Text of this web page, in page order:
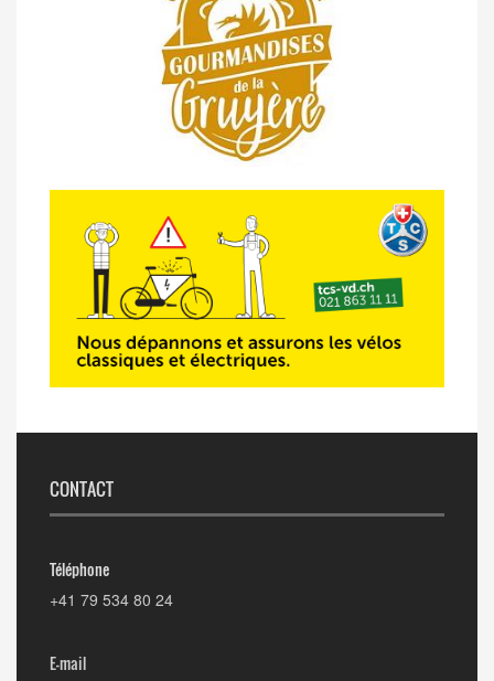
CONTACT
Téléphone
+41 79 534 80 24
E-mail